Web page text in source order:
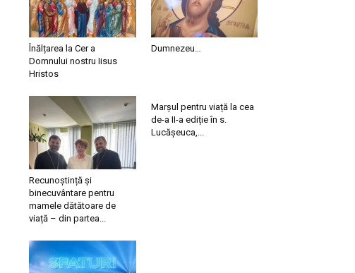
Înălțarea la Cer a
Domnului nostru Iisus
Hristos
Dumnezeu…
Recunoștință și
binecuvântare pentru
mamele dătătoare de
viață – din partea...
Marșul pentru viață la cea
de-a II-a ediție în s.
Lucășeuca,...